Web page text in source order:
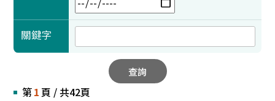
關鍵字
查詢
第1 頁 / 共42頁